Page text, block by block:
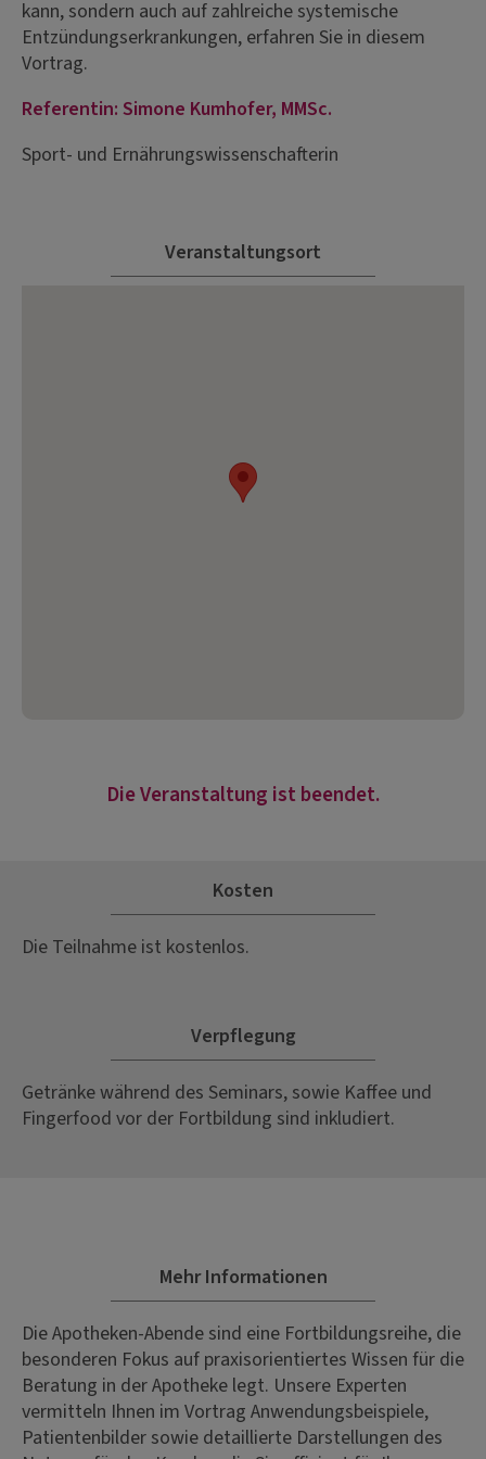
kann, sondern auch auf zahlreiche systemische
Entzündungserkrankungen, erfahren Sie in diesem
Vortrag.
Referentin: Simone Kumhofer, MMSc.
Sport- und Ernährungswissenschafterin
Veranstaltungsort
Die Veranstaltung ist beendet.
Kosten
Die Teilnahme ist kostenlos.
Verpflegung
Getränke während des Seminars, sowie Kaffee und
Fingerfood vor der Fortbildung sind inkludiert.
Mehr Informationen
Die Apotheken-Abende sind eine Fortbildungsreihe, die
besonderen Fokus auf praxisorientiertes Wissen für die
Beratung in der Apotheke legt. Unsere Experten
vermitteln Ihnen im Vortrag Anwendungsbeispiele,
Patientenbilder sowie detaillierte Darstellungen des